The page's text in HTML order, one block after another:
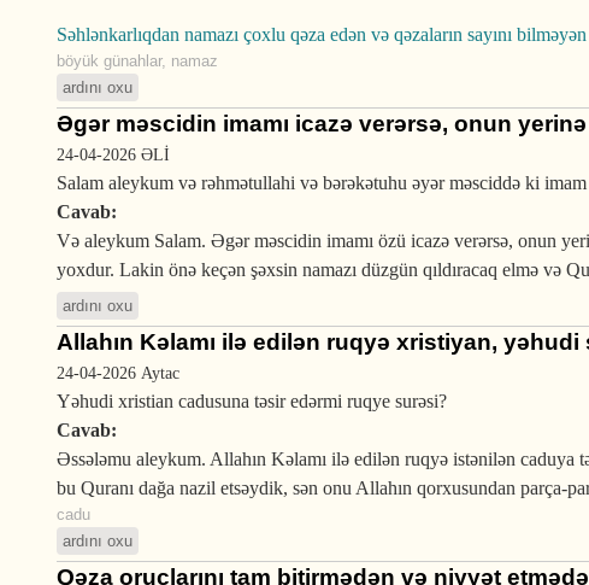
Səhlənkarlıqdan namazı çoxlu qəza edən və qəzaların sayını
böyük günahlar, namaz
ardını oxu
Əgər məscidin imamı icazə verərsə, onun
24-04-2026 ƏLİ
Salam aleykum və rəhmətullahi və bərəkətuhu əyər məsciddə ki
Cavab:
Və aleykum Salam. Əgər məscidin imamı özü icazə verərsə, onun
yoxdur. Lakin önə keçən şəxsin namazı düzgün qıldıracaq elmə və
ardını oxu
Allahın Kəlamı ilə edilən ruqyə xristiyan,
24-04-2026 Aytac
Yəhudi xristian cadusuna təsir edərmi ruqye surəsi?
Cavab:
Əssələmu aleykum. Allahın Kəlamı ilə edilən ruqyə istənilən
bu Quranı dağa nazil etsəydik, sən onu Allahın qorxusundan parça-
cadu
ardını oxu
Qəza oruclarını tam bitirmədən və niyyət